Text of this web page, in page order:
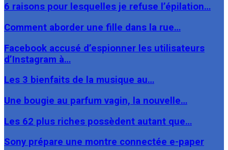
6 raisons pour lesquelles je refuse l’épilation…
Comment aborder une fille dans la rue…
Facebook accusé d’espionner les utilisateurs
d’Instagram à…
Les 3 bienfaits de la musique au…
Une bougie au parfum vagin, la nouvelle…
Les 62 plus riches possèdent autant que…
Sony prépare une montre connectée e-paper